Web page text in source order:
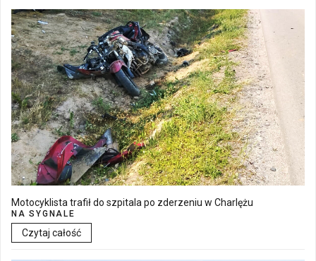
Motocyklista trafił do szpitala po zderzeniu w Charlężu
NA SYGNALE
Czytaj całość